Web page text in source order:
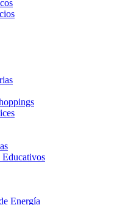
Educativos
Energía